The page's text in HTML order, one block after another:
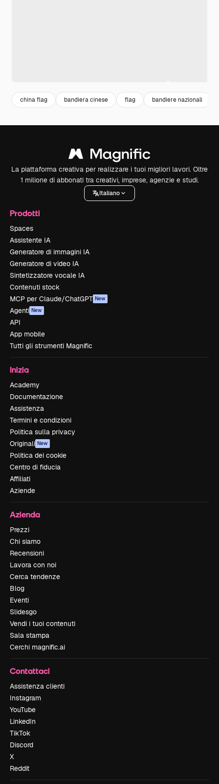
china flag bandiera cinese flag bandiere nazionali
La piattaforma creativa per realizzare i tuoi migliori lavori. Oltre
1 milione di abbonati tra creativi, imprese, agenzie e studi.
Italiano
Prodotti
Spaces
Assistente IA
Generatore di immagini IA
Generatore di video IA
Sintetizzatore vocale IA
Contenuti stock
MCP per Claude/ChatGPT New
Agenti New
API
App mobile
Tutti gli strumenti Magnific
Inizia
Academy
Documentazione
Assistenza
Termini e condizioni
Politica sulla privacy
Originali New
Politica dei cookie
Centro di fiducia
Affiliati
Aziende
Azienda
Prezzi
Chi siamo
Recensioni
Lavora con noi
Cerca tendenze
Blog
Eventi
Slidesgo
Vendi i tuoi contenuti
Sala stampa
Cerchi magnific.ai
Contattaci
Assistenza clienti
Instagram
YouTube
LinkedIn
TikTok
Discord
X
Reddit